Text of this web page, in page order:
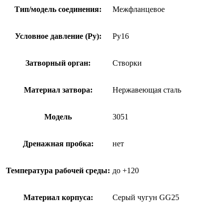
Тип/модель соединения: Межфланцевое
Условное давление (Ру): Ру16
Затворный орган: Створки
Материал затвора: Нержавеющая сталь
Модель 3051
Дренажная пробка: нет
Температура рабочей среды: до +120
Материал корпуса: Серый чугун GG25